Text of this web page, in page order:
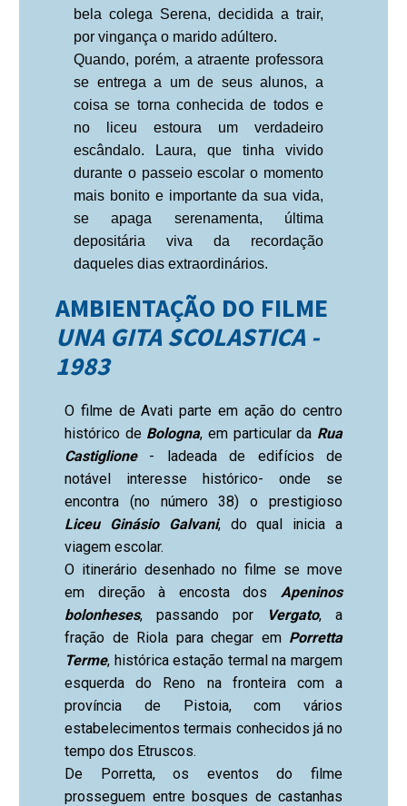
bela colega Serena, decidida a trair,
por vingança o marido adúltero.
Quando, porém, a atraente professora
se entrega a um de seus alunos, a
coisa se torna conhecida de todos e
no liceu estoura um verdadeiro
escândalo. Laura, que tinha vivido
durante o passeio escolar o momento
mais bonito e importante da sua vida,
se apaga serenamenta, última
depositária viva da recordação
daqueles dias extraordinários.
AMBIENTAÇÃO DO FILME
UNA GITA SCOLASTICA -
1983
O filme de Avati parte em ação do centro
histórico de Bologna, em particular da Rua
Castiglione
- ladeada de edifícios de
notável interesse histórico- onde se
encontra (no número 38) o prestigioso
Liceu Ginásio Galvani, do qual inicia a
viagem escolar.
O itinerário desenhado no filme se move
em direção à encosta dos Apeninos
bolonheses, passando por Vergato, a
fração de Riola para chegar em Porretta
Terme, histórica estação termal na margem
esquerda do Reno na fronteira com a
província de Pistoia, com vários
estabelecimentos termais conhecidos já no
tempo dos Etruscos.
De Porretta, os eventos do filme
prosseguem entre bosques de castanhas